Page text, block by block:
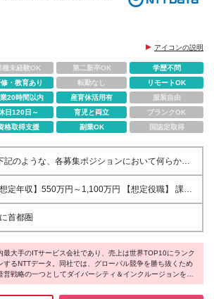
アイコンの説明
種未経験OK 第二新卒OK
学歴不問
・教育あり 転勤なし
リモートOK
20時間以内 産育休活用有
服装自由
日120日～ 育児と両立
ブランクOK
格取得支援 副業OK 国認定取得
記のような、各募集ポジションにおいて何らかの
験がある方 ・地図、GIS、CAD等のサービス
業経験 ・ユーザーとして地図データを活用した業
）の経験 ・ITソリューション営業経験 ・パッケー
型ソリューション、サービス型ソリューションの戦
に関する知見 ・金融・決済領域における新規サ
スの戦略立案、企画に関するスキル、経験 など
定年収】550万円～1,100万円 【想定役職】 課長
一般 ※これまでの経験・年齢などを考慮
当社給与規則に基づき決定します。 ※詳細は面接
首都圏
最大手のITサービス会社であり、売上は世界TOP10にランク
するNTTデータ。同社では、グローバル競争を勝ち抜くため
営戦略の一つとしてダイバーシティ＆インクルージョンを推
ており、多様な人財がその能力を最大限に発揮し、活躍でき
業を目指し取り組んでいます。女性が働く上で素晴らしい環